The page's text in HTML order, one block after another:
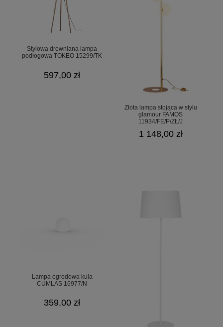
Stylowa drewniana lampa
podłogowa TOKEO 15299/TK
597,00 zł
Złota lampa stojąca w stylu
glamour FAMOS
11934/FE/P/ZŁ/J
1 148,00 zł
Lampa ogrodowa kula
CUMLAS 16977/N
359,00 zł